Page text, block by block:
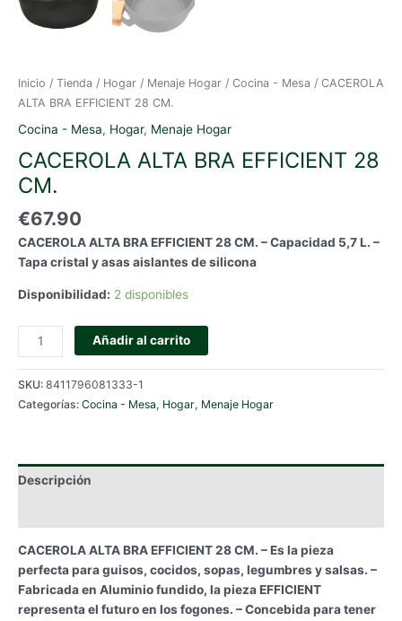
Inicio / Tienda / Hogar / Menaje Hogar / Cocina - Mesa / CACEROLA
ALTA BRA EFFICIENT 28 CM.
Cocina - Mesa, Hogar, Menaje Hogar
CACEROLA ALTA BRA EFFICIENT 28
CM.
€67.90
CACEROLA ALTA BRA EFFICIENT 28 CM. – Capacidad 5,7 L. –
Tapa cristal y asas aislantes de silicona
Disponibilidad: 2 disponibles
CACEROLA
ALTA
BRA
Añadir al carrito
SKU: 8411796081333-1
Categorías: Cocina - Mesa, Hogar, Menaje Hogar
Descripción
CACEROLA ALTA BRA EFFICIENT 28 CM. – Es la pieza
perfecta para guisos, cocidos, sopas, legumbres y salsas. –
Fabricada en Aluminio fundido, la pieza EFFICIENT
representa el futuro en los fogones. – Concebida para tener